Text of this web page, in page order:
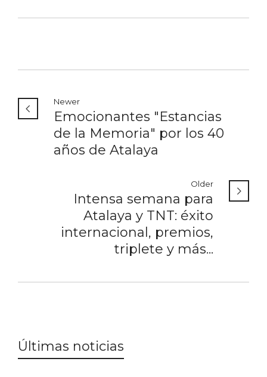
Newer
Emocionantes "Estancias
de la Memoria" por los 40
años de Atalaya
Older
Intensa semana para
Atalaya y TNT: éxito
internacional, premios,
triplete y más...
Últimas noticias